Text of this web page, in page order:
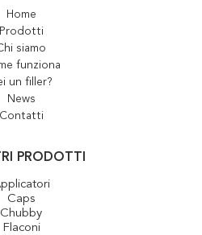
Home
Prodotti
siamo
funziona
un filler?
News
Contatti
PRODOTTI
Caps
Chubby
Flaconi